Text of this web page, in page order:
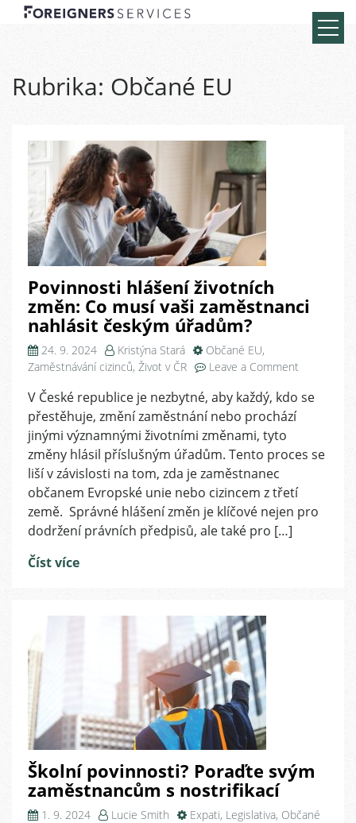
Rubrika: Občané EU
Povinnosti hlášení životních
změn: Co musí vaši zaměstnanci
nahlásit českým úřadům?
24. 9. 2024 Kristýna Stará Občané EU,
Zaměstnávání cizinců, Život v ČR Leave a Comment
hlášení
Co
nahlásit
V České republice je nezbytné, aby každý, kdo se
přestěhuje, změní zaměstnání nebo prochází
jinými významnými životními změnami, tyto
změny hlásil příslušným úřadům. Tento proces se
liší v závislosti na tom, zda je zaměstnanec
občanem Evropské unie nebo cizincem z třetí
země. Správné hlášení změn je klíčové nejen pro
dodržení právních předpisů, ale také pro […]
Číst více
Školní povinnosti? Poraďte svým
zaměstnancům s nostrifikací
1. 9. 2024 Lucie Smith Expati, Legislativa, Občané